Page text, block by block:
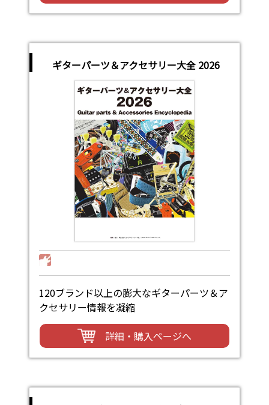
ギターパーツ＆アクセサリー大全 2026
120ブランド以上の膨大なギターパーツ＆ア
クセサリー情報を凝縮
詳細・購入ページへ